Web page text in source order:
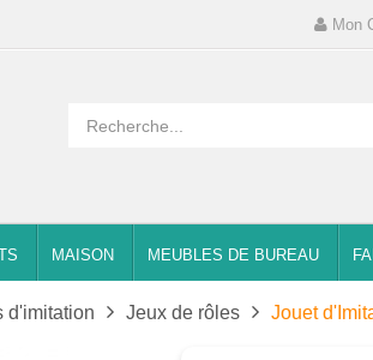
Mon
MAISON MEUBLES DE BUREAU
d'imitation Jeux de rôles Jouet